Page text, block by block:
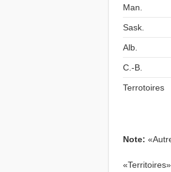
Man.
Sask.
Alb.
C.-B.
Terrotoires
Note: